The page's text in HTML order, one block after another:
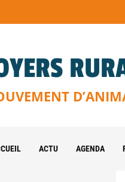
ACTU AGENDA